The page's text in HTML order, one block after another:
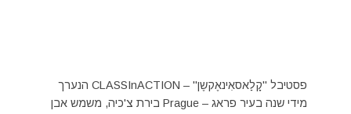
פסטיבל "קָלַאסאִינאֶקשֶן" – CLASSInACTION הנערך
מידי שנה בעיר פראג – Prague בירת צ'כיה, משמש אבן